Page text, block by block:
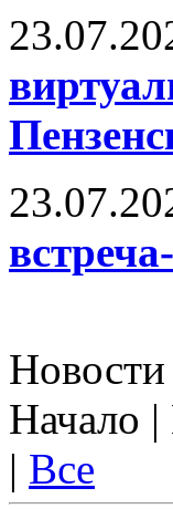
Начало |
| Все